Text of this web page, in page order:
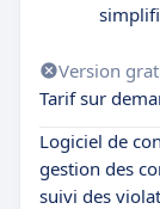
Version
Tarif sur
Logiciel de
gestion des
suivi des